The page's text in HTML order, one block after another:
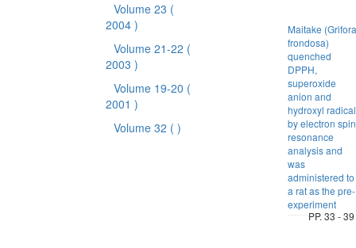
Volume 23 (
2004 )
Volume 21-22 (
2003 )
Volume 19-20 (
2001 )
Volume 32 ( )
Maitake (Grifora
frondosa)
quenched
DPPH,
superoxide
anion and
hydroxyl radical
by electron spin
resonance
analysis and
was
administered to
a rat as the pre-
experiment
PP. 33 - 39